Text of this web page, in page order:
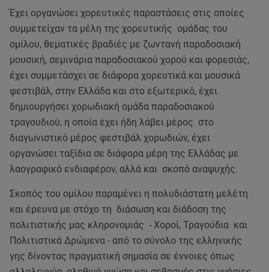
Έχει οργανώσει χορευτικές παραστάσεις στις οποίες
συμμετείχαν τα μέλη της χορευτικής ομάδας του
ομίλου, θεματικές βραδιές με ζωντανή παραδοσιακή
μουσική, σεμινάρια παραδοσιακού χορού και φορεσιάς,
έχει συμμετάσχει σε διάφορα χορευτικά και μουσικά
φεστιβάλ, στην Ελλάδα και στο εξωτερικό, έχει
δημιουργήσει χορωδιακή ομάδα παραδοσιακού
τραγουδιού, η οποία έχει ήδη λάβει μέρος στο
διαγωνιστικό μέρος φεστιβάλ χορωδιών, έχει
οργανώσει ταξίδια σε διάφορα μέρη της Ελλάδας με
λαογραφικό ενδιαφέρον, αλλά και σκοπό αναψυχής.
Σκοπός του ομίλου παραμένει η πολυδιάστατη μελέτη
και έρευνα με στόχο τη διάσωση και διάδοση της
πολιτιστικής μας κληρονομιάς - Χοροί, Τραγούδια και
Πολιτιστικά Δρώμενα - από το σύνολο της ελληνικής
γης δίνοντας πραγματική σημασία σε έννοιες όπως